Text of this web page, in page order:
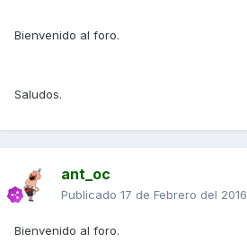
Bienvenido al foro.
Saludos.
ant_oc
Publicado 17 de Febrero del 2016
Bienvenido al foro.